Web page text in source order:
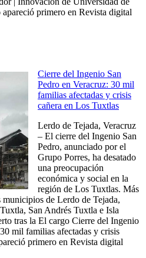
primero en Revista digital
Cierre del Ingenio San
Pedro en Veracruz: 30 mil
familias afectadas y crisis
cañera en Los Tuxtlas
Lerdo de Tejada, Veracruz
– El cierre del Ingenio San
Pedro, anunciado por el
Grupo Porres, ha desatado
una preocupación
económica y social en la
región de Los Tuxtlas. Más
de Lerdo de Tejada,
San Andrés Tuxtla e Isla
tras la El cargo Cierre del Ingenio
mil familias afectadas y crisis
primero en Revista digital